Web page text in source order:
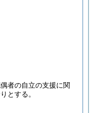
者の自立の支援に関
とする。